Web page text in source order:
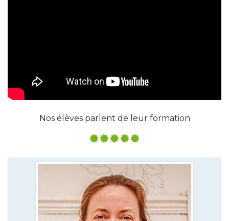
Nos élèves parlent de leur formation